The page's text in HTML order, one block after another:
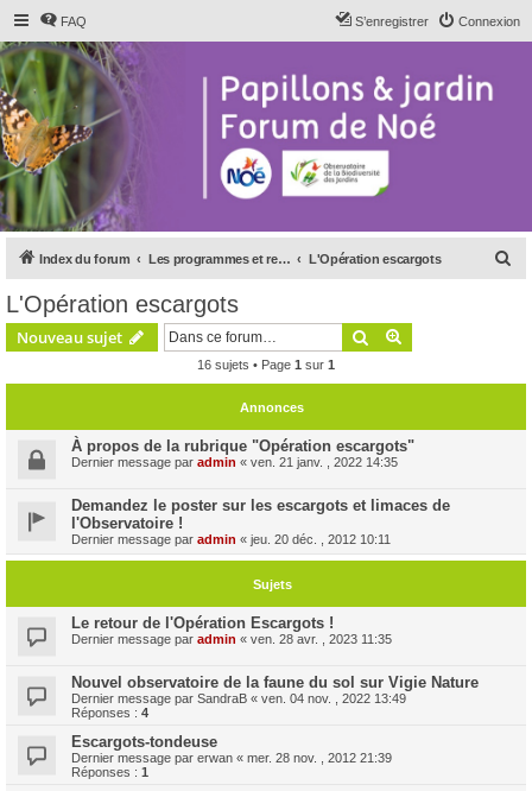
FAQ Connexion
S’enregistrer
Index du forum Les programmes et relais de Noé L'Opération escargots
c
L'Opération escargots
Nouveau sujet Rechercher
16 sujets • Page 1 sur 1
Annonces
À propos de la rubrique "Opération escargots"
Dernier message par admin « ven. 21 janv. , 2022 14:35
Demandez le poster sur les escargots et limaces de
l'Observatoire !
Dernier message par admin « jeu. 20 déc. , 2012 10:11
Sujets
Le retour de l'Opération Escargots !
Dernier message par admin « ven. 28 avr. , 2023 11:35
Nouvel observatoire de la faune du sol sur Vigie Nature
Dernier message par SandraB « ven. 04 nov. , 2022 13:49
Réponses : 4
Escargots-tondeuse
Dernier message par erwan « mer. 28 nov. , 2012 21:39
Réponses : 1